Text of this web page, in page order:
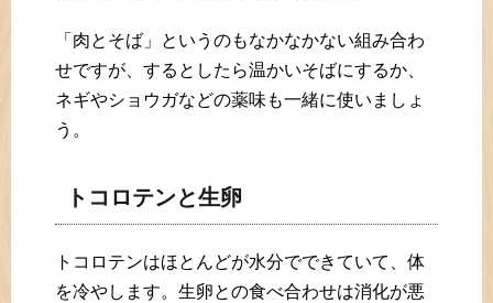
「肉とそば」というのもなかなかない組み合わ
せですが、するとしたら温かいそばにするか、
ネギやショウガなどの薬味も一緒に使いましょ
う。
トコロテンと生卵
トコロテンはほとんどが水分でできていて、体
を冷やします。生卵との食べ合わせは消化が悪